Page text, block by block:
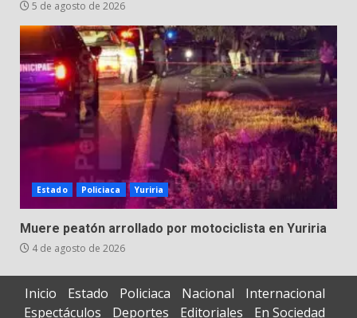
5 de agosto de 2026
Estado Policiaca Yuriria
Muere peatón arrollado por motociclista en Yuriria
4 de agosto de 2026
Inicio Estado Policiaca Nacional
Internacional
Espectáculos
Deportes Editoriales En Sociedad